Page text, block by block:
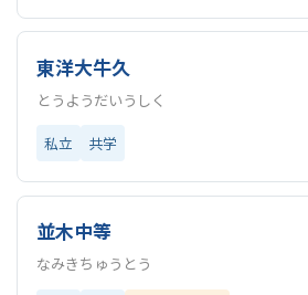
東洋大牛久
とうようだいうしく
私立 共学
並木中等
なみきちゅうとう